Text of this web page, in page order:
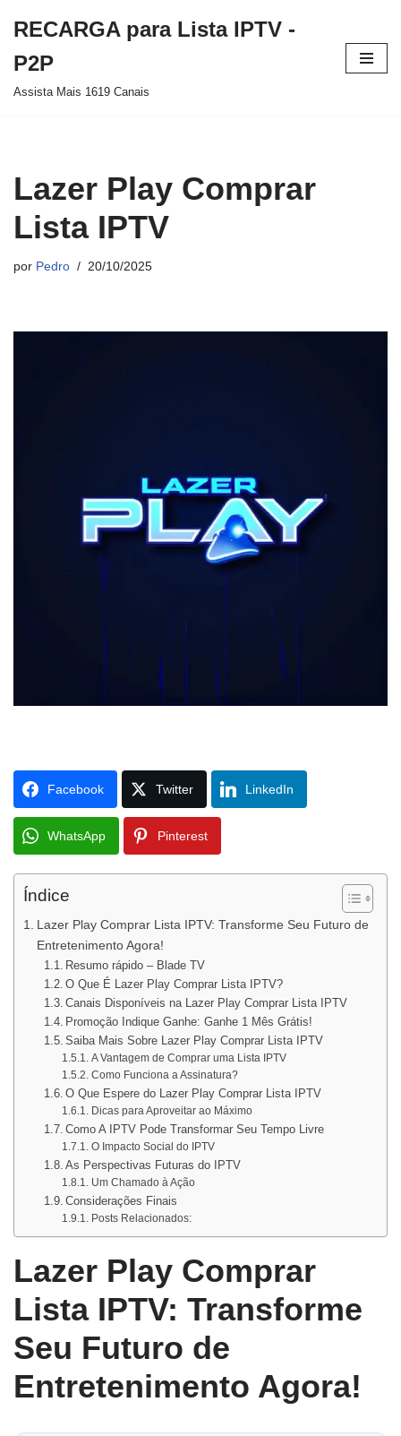
para
o
RECARGA para Lista IPTV -
P2P
Assista Mais 1619 Canais
Lazer Play Comprar
Lista IPTV
por Pedro 20/10/2025
Facebook Twitter LinkedIn
WhatsApp Pinterest
Índice
Lazer Play Comprar Lista IPTV: Transforme Seu Futuro de
Entretenimento Agora!
Resumo rápido – Blade TV
O Que É Lazer Play Comprar Lista IPTV?
Canais Disponíveis na Lazer Play Comprar Lista IPTV
Promoção Indique Ganhe: Ganhe 1 Mês Grátis!
Saiba Mais Sobre Lazer Play Comprar Lista IPTV
A Vantagem de Comprar uma Lista IPTV
Como Funciona a Assinatura?
O Que Espere do Lazer Play Comprar Lista IPTV
Dicas para Aproveitar ao Máximo
Como A IPTV Pode Transformar Seu Tempo Livre
O Impacto Social do IPTV
As Perspectivas Futuras do IPTV
Um Chamado à Ação
Considerações Finais
Posts Relacionados:
Lazer Play Comprar
Lista IPTV: Transforme
Seu Futuro de
Entretenimento Agora!